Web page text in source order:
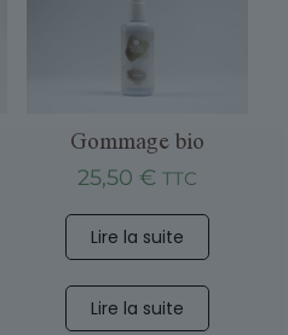
Gommage bio
25,50 € TTC
Lire la suite
Lire la suite